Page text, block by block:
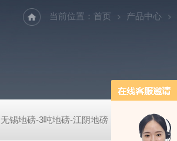
当前位置： 首页 产品中心
无锡地磅-3吨地磅-江阴地磅【佳宜电子】